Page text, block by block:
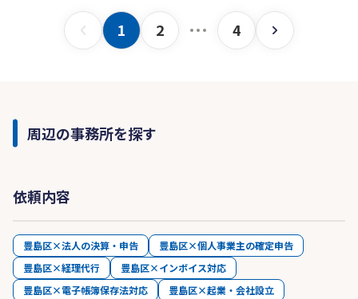
1 2 4
周辺の事務所を探す
依頼内容
豊島区×法人の決算・申告
豊島区×個人事業主の確定申告
豊島区×経理代行
豊島区×インボイス対応
豊島区×電子帳簿保存法対応
豊島区×起業・会社設立